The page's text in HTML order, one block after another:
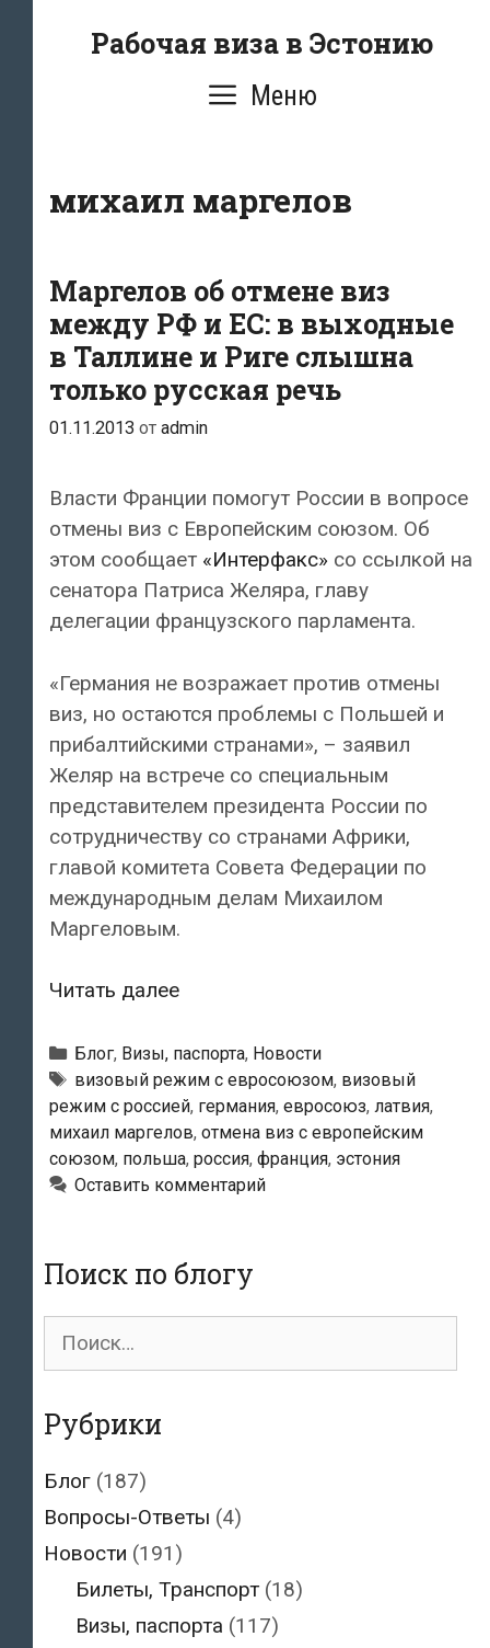
Рабочая виза в Эстонию
Меню
михаил маргелов
Маргелов об отмене виз
между РФ и ЕС: в выходные
в Таллине и Риге слышна
только русская речь
01.11.2013 от admin
Власти Франции помогут России в вопросе
отмены виз с Европейским союзом. Об
этом сообщает «Интерфакс» со ссылкой на
сенатора Патриса Желяра, главу
делегации французского парламента.
«Германия не возражает против отмены
виз, но остаются проблемы с Польшей и
прибалтийскими странами», – заявил
Желяр на встрече со специальным
представителем президента России по
сотрудничеству со странами Африки,
главой комитета Совета Федерации по
международным делам Михаилом
Маргеловым.
Читать далееМаргелов
отмене
виз
между
РФ
и
выходные
речь
Рубрики
Блог, Визы, паспорта, Новости
Метки
визовый режим с евросоюзом, визовый
режим с россией, германия, евросоюз, латвия,
михаил маргелов, отмена виз с европейским
союзом, польша, россия, франция, эстония
Оставить комментарий
Поиск по блогу
Поиск
Рубрики
Блог (187)
Вопросы-Ответы (4)
Новости (191)
Билеты, Транспорт(18)
Визы, паспорта (117)